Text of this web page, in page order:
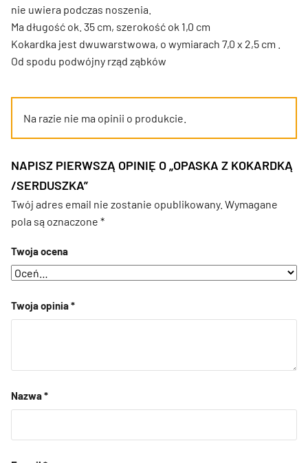
nie uwiera podczas noszenia.
Ma długość ok. 35 cm, szerokość ok 1,0 cm
Kokardka jest dwuwarstwowa, o wymiarach 7,0 x 2,5 cm .
Od spodu podwójny rząd ząbków
Na razie nie ma opinii o produkcie.
NAPISZ PIERWSZĄ OPINIĘ O „OPASKA Z KOKARDKĄ
/SERDUSZKA”
Twój adres email nie zostanie opublikowany. Wymagane
pola są oznaczone *
Twoja ocena
Twoja opinia*
Nazwa*